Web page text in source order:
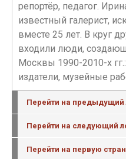
репортёр, педагог.
известный галерист,
вместе 25 лет. В круг
входили люди,
Москвы 1990-2010-х
издатели, музейные
Перейти на предыдущий
Перейти на следующий
Перейти на первую